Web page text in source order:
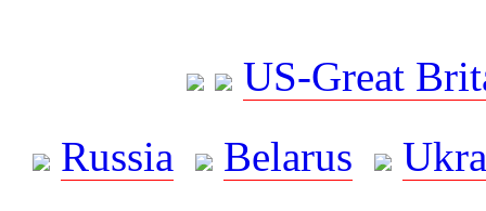
US-Great
Russia
Belarus